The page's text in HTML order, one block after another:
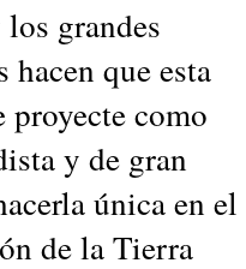
grandes
hacen que esta
proyecte como
y de gran
única en el
de la Tierra